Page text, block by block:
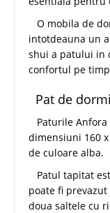
O mobila de
intotdeauna un
shui a patului in
confortul pe
Pat de
Paturile Anfora
dimensiuni 160
de culoare alba.
Patul tapitat
poate fi
doua saltele cu